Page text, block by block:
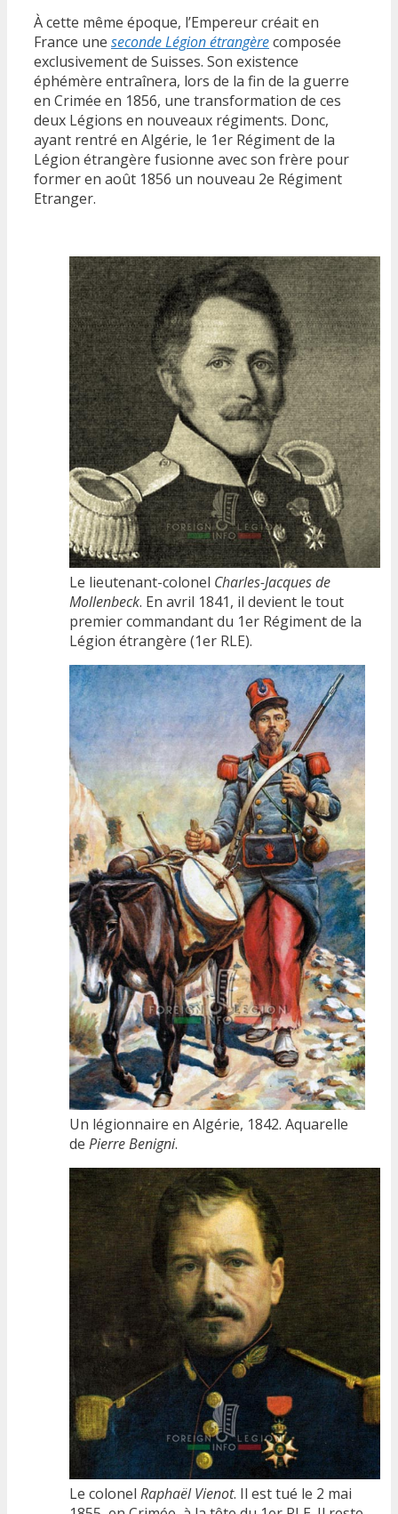
À cette même époque, l’Empereur créait en
France une seconde Légion étrangèrecomposée
exclusivement de Suisses. Son existence
éphémère entraînera, lors de la fin de la guerre
en Crimée en 1856, une transformation de ces
deux Légions en nouveaux régiments. Donc,
ayant rentré en Algérie, le 1er Régiment de la
Légion étrangère fusionne avec son frère pour
former en août 1856 un nouveau 2e Régiment
Etranger.
Le lieutenant-colonel Charles-Jacques de
Mollenbeck. En avril 1841, il devient le tout
premier commandant du 1er Régiment de la
Légion étrangère (1er RLE).
Un légionnaire en Algérie, 1842. Aquarelle
de Pierre Benigni.
Le colonel Raphaël Vienot. Il est tué le 2 mai